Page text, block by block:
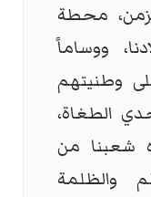
محطة
ووساماً
وطنيتهم
الطغاة،
شعبنا من
والظلمة